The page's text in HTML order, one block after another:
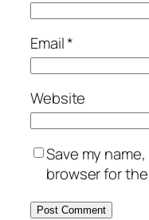
Email*
Website
Save my
browser for